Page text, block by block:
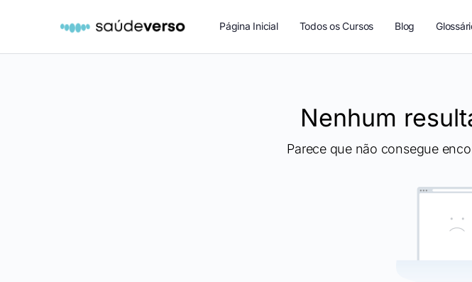
Página Inicial Todos os Cursos Blog
Nenhum
Parece que não consegue